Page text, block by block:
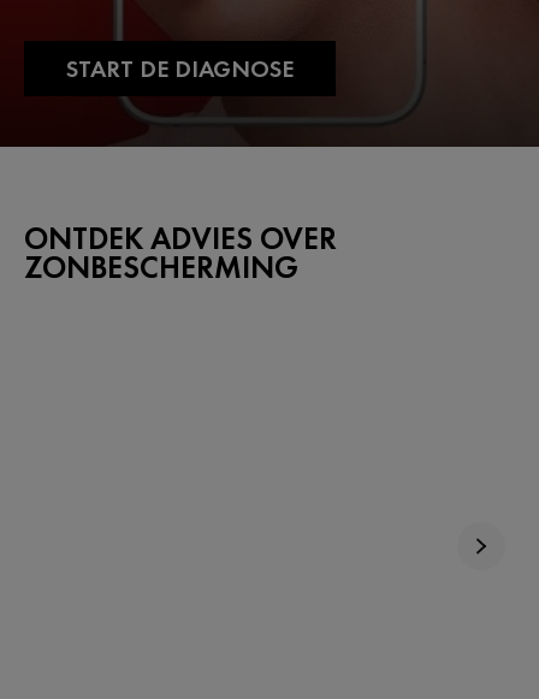
START DE DIAGNOSE
ONTDEK ADVIES OVER
ZONBESCHERMING​